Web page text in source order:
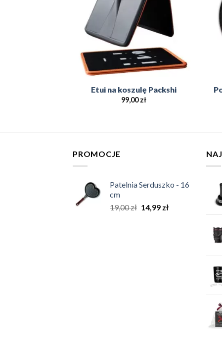
Etui na koszulę Packshi
99,00zł
PROMOCJE
Patelnia Serduszko - 16
cm
19,00zł 14,99 zł